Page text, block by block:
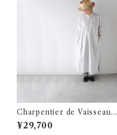
Charpentier de Vaisseau
Demi ｺｯﾄﾝﾘﾈﾝﾄﾞﾚｽ (ﾗｲﾄｸﾞﾚ
ｰ)
¥29,700